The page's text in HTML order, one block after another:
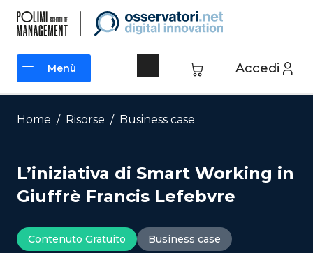
contenuto
Accedi
Menù
Menù
Home / Risorse / Business case
L’iniziativa di Smart Working in
Giuffrè Francis Lefebvre
Contenuto Gratuito Business case